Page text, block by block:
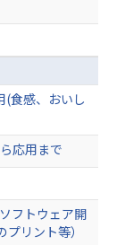
(食感、おいし
応用まで
フトウェア開
リント等）